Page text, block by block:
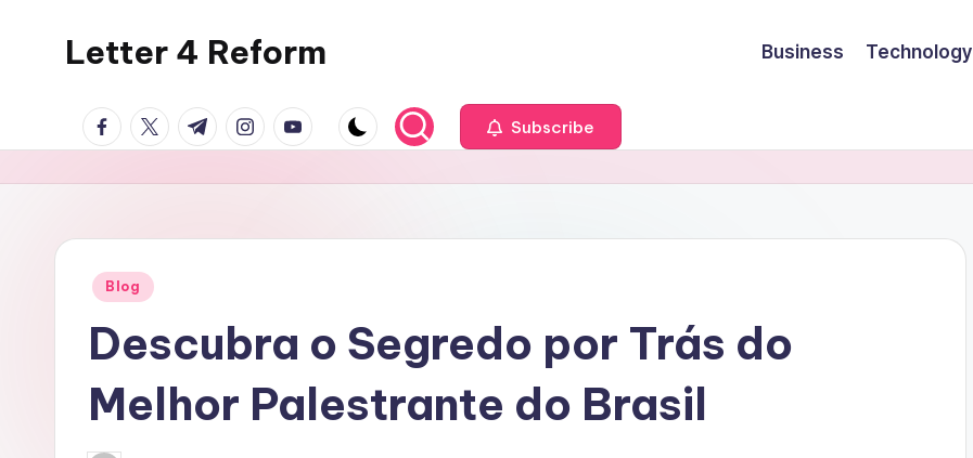
Letter 4 Reform
policy,
revealing
a
topics
Business Technology
facebook.com
twitter.com
t.me instagram.com
youtube.com Subscribe
Posted
Blog
Descubra o Segredo por Trás do
Melhor Palestrante do Brasil